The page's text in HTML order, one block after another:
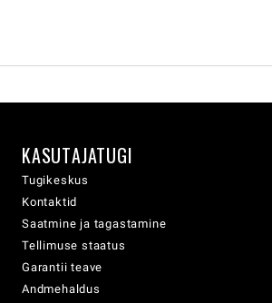
KASUTAJATUGI
Tugikeskus
Kontaktid
Saatmine ja tagastamine
Tellimuse staatus
Garantii teave
Andmehaldus